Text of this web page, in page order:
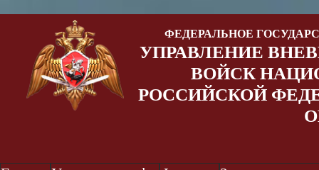
ФЕДЕРАЛЬНОЕ
УПРАВЛЕНИЕ
ВОЙСК
РОССИЙСКОЙ